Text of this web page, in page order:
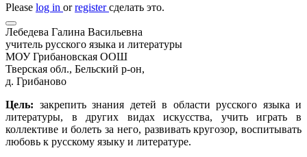
Please log in orregisterсделать это.
Лебедева Галина Васильевна
учитель русского языка и литературы
МОУ Грибановская ООШ
Тверская обл., Бельский р-он,
д. Грибаново
Цель: закрепить знания детей в области русского языка и
литературы, в других видах искусства, учить играть в
коллективе и болеть за него, развивать кругозор, воспитывать
любовь к русскому языку и литературе.